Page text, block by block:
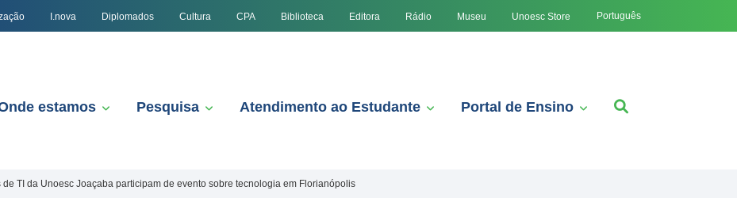
I.nova Diplomados Cultura CPA Biblioteca Editora Rádio Museu Unoesc Store Português
estamos Pesquisa Atendimento ao Estudante Portal de Ensino
de TI da Unoesc Joaçaba participam de evento sobre tecnologia em Florianópolis